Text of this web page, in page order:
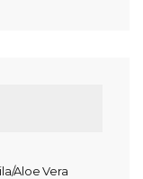
Aloe Vera